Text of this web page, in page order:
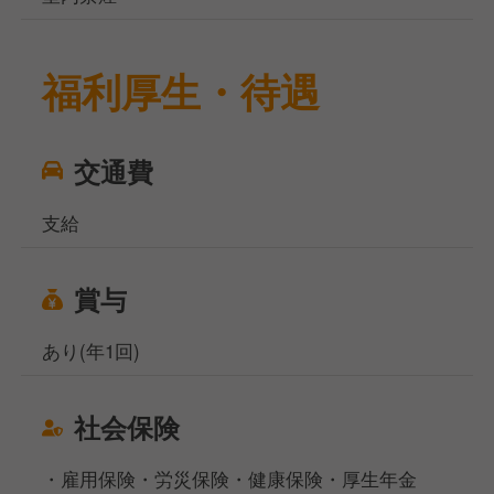
福利厚生・待遇
交通費
支給
賞与
あり(年1回)
社会保険
・雇用保険・労災保険・健康保険・厚生年金